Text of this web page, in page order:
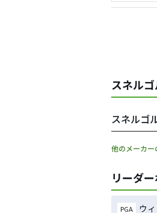
スネル
スネルゴ
他のメーカ
リーダ
PGA ウ